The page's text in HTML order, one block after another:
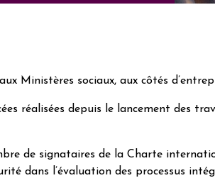
Ministères sociaux, aux côtés
réalisées depuis le lancement des
de signataires de la Charte
dans l’évaluation des processus